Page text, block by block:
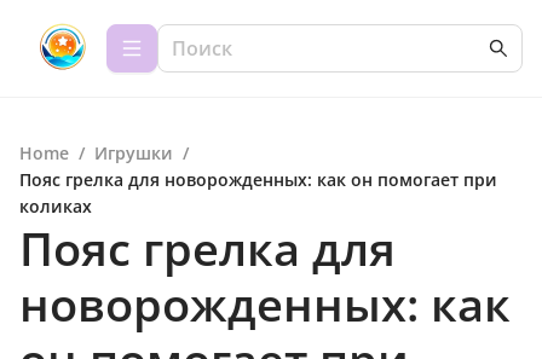
Home / Игрушки /
Пояс грелка для новорожденных: как он помогает при
коликах
Пояс грелка для
новорожденных: как